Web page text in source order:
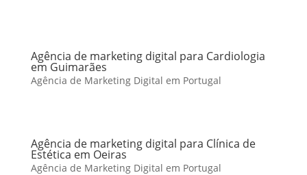
Agência de marketing digital para Cardiologia
em Guimarães
Agência de Marketing Digital em Portugal
Agência de marketing digital para Clínica de
Estética em Oeiras
Agência de Marketing Digital em Portugal